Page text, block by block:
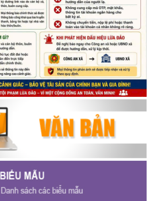
85 năm ngày thành lập Đội TNTP Hồ Chí
– 15/05/2026) và kỷ niệm 136 năm ngày
Minh (19/05/1890 – 19/05/2026).
phản ánh, kiến nghị về quy định thủ tục
hiện Luật tương trợ tư pháp về dân sự và
chi tiết, hướng dẫn thi hành
lừa đảo liên quan đến thủ tục đất đai